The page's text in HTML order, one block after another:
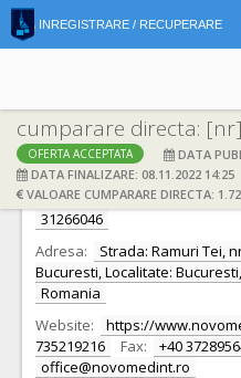
INREGISTRARE / RECUPERARE
cumparare directa:
OFERTA ACCEPTATA
DATA
DATA FINALIZARE: 08.11.2022 14:25
VALOARE CUMPARARE DIRECTA:
DATE IDENTIFICARE
Ofertant: S.C. NOVOMED
31266046
Adresa:
Strada: Ramuri Tei,
Bucuresti, Localitate:
Romania
Website:
https://
735219216
Fax: +40
office@novomedint.ro